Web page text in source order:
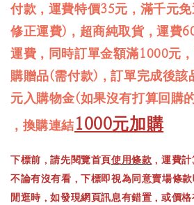
付款，運費特價35元，滿千元
修正運費)，超商純取貨，運費
運費，同時訂單金額滿1000元
購贈品(需付款)，訂單完成後該
元入購物金(如果沒有打算回購
，換購連結1000元加購
下標前，請先閱覽首頁使用條款 ，運費
不論有沒有看，下標即視為同意賣場條
閒逛時，如發現網頁訊息有錯置，或價